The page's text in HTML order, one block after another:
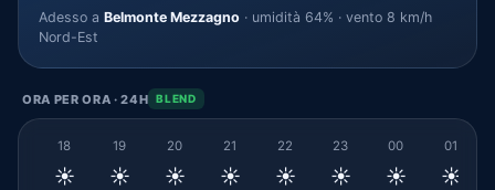
Adesso a Belmonte Mezzagno · umidità 64% · vento 8 km/h
Nord-Est
ORA PER ORA · 24H BLEND
18
☀️
19
☀️
20
☀️
21
☀️
22
☀️
23
☀️
00
☀️
01
☀️